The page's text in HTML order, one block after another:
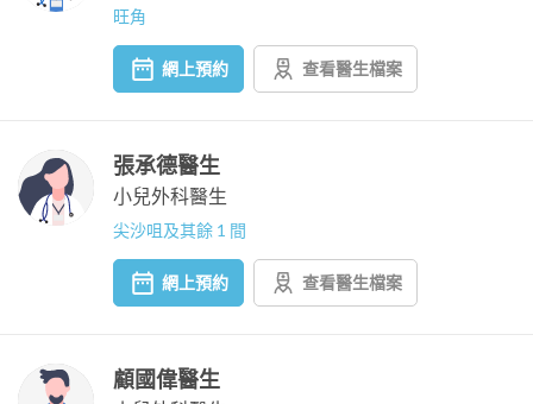
旺角
網上預約 查看醫生檔案
張承德醫生
小兒外科醫生
尖沙咀及其餘 1 間
網上預約 查看醫生檔案
顧國偉醫生